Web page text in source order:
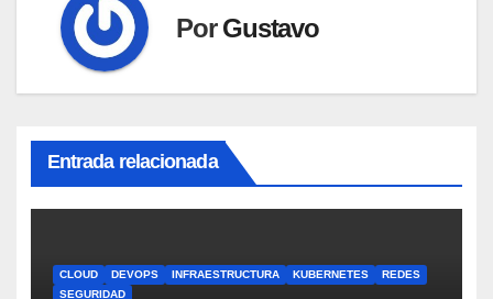
PorGustavo
Entrada relacionada
CLOUD DEVOPS INFRAESTRUCTURA KUBERNETES
REDES
SEGURIDAD